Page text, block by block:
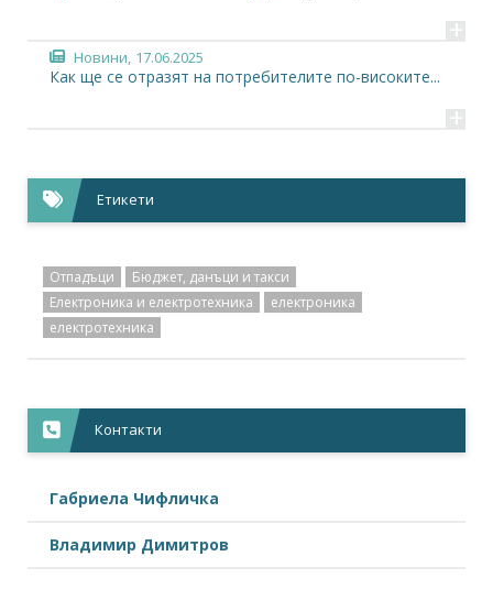
+
Новини, 17.06.2025
Как ще се отразят на потребителите по-високите...
+
Етикети
Отпадъци
Бюджет, данъци и такси
Електроника и електротехника
електроника
електротехника
Контакти
Габриела Чифличка
Владимир Димитров